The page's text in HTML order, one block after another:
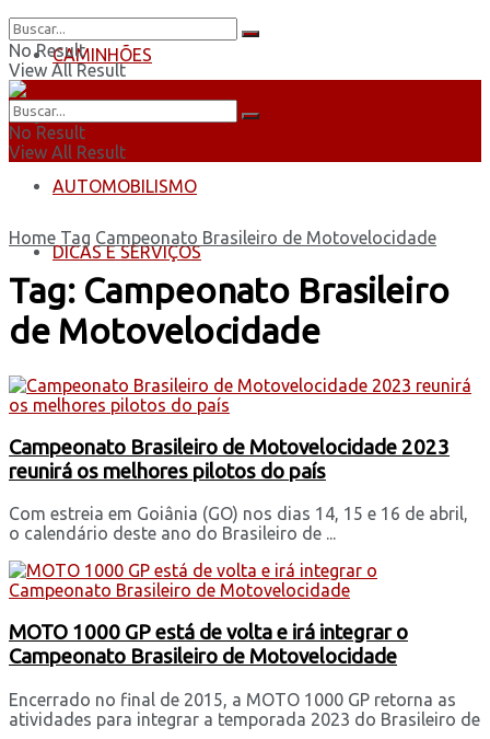
CAMINHÕES
ÔNIBUS
AUTOMOBILISMO
DICAS E SERVIÇOS
No Result
View All Result
No Result
View All Result
Home Tag Campeonato Brasileiro de Motovelocidade
Tag: Campeonato Brasileiro
de Motovelocidade
Campeonato Brasileiro de Motovelocidade 2023
reunirá os melhores pilotos do país
Com estreia em Goiânia (GO) nos dias 14, 15 e 16 de abril,
o calendário deste ano do Brasileiro de ...
MOTO 1000 GP está de volta e irá integrar o
Campeonato Brasileiro de Motovelocidade
Encerrado no final de 2015, a MOTO 1000 GP retorna as
atividades para integrar a temporada 2023 do Brasileiro de